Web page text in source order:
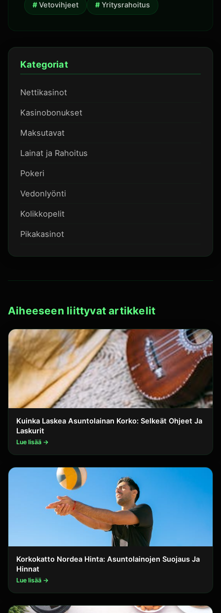
Vetovihjeet Yritysrahoitus
Kategoriat
Nettikasinot
Kasinobonukset
Maksutavat
Lainat ja Rahoitus
Pokeri
Vedonlyönti
Kolikkopelit
Pikakasinot
Aiheeseen liittyvat artikkelit
Kuinka Laskea Asuntolainan Korko: Selkeät Ohjeet Ja
Laskurit
Lue lisää →
Korkokatto Nordea Hinta: Asuntolainojen Suojaus Ja
Hinnat
Lue lisää →